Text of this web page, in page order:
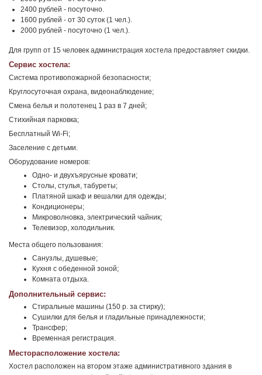
2400 рублей - посуточно.
1600 рублей - от 30 суток (1 чел.).
2000 рублей - посуточно (1 чел.).
Для групп от 15 человек администрация хостела предоставляет скидки.
Сервис хостела:
Система противопожарной безопасности;
Круглосуточная охрана, видеонаблюдение;
Смена белья и полотенец 1 раз в 7 дней;
Стихийная парковка;
Бесплатный Wi-Fi;
Заселение с детьми.
Оборудование номеров:
Одно- и двухъярусные кровати;
Столы, стулья, табуреты;
Платяной шкаф и вешалки для одежды;
Кондиционеры;
Микроволновка, электрический чайник;
Телевизор, холодильник.
Места общего пользования:
Санузлы, душевые;
Кухня с обеденной зоной;
Комната отдыха.
Дополнительный сервис:
Стиральные машины (150 р. за стирку);
Сушилки для белья и гладильные принадлежности;
Трансфер;
Временная регистрация.
Месторасположение хостела:
Хостел расположен на втором этаже административного здания в